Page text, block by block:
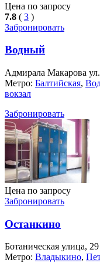
Цена по запросу
7.8 ( 3 )
Забронировать
Водный
Адмирала Макарова
Метро: Балтийская,
вокзал
Забронировать
Цена по запросу
Забронировать
Останкино
Ботаническая улица,
Метро: Владыкино,